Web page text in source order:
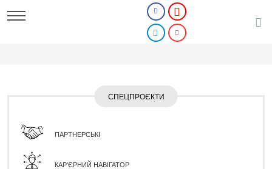
СПЕЦПРОЄКТИ
ПАРТНЕРСЬКІ
КАР'ЄРНИЙ НАВІГАТОР